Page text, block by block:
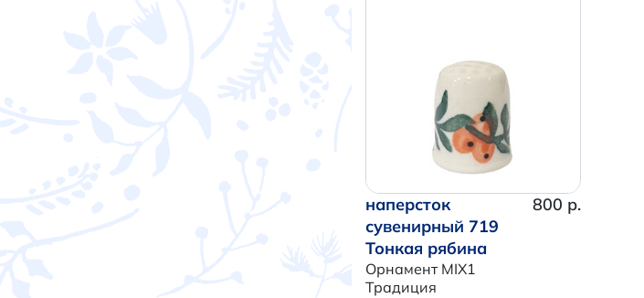
Продолжить покупки
наперсток
сувенирный 719
Тонкая рябина
Орнамент MIX1
Традиция
800 р.